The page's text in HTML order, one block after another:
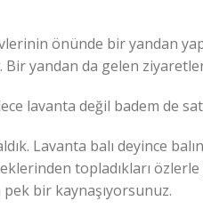
önünde bir yandan
Bir yandan da gelen
lavanta değil badem de
Lavanta balı deyince
topladıkları
bir kaynaşıyorsunuz.